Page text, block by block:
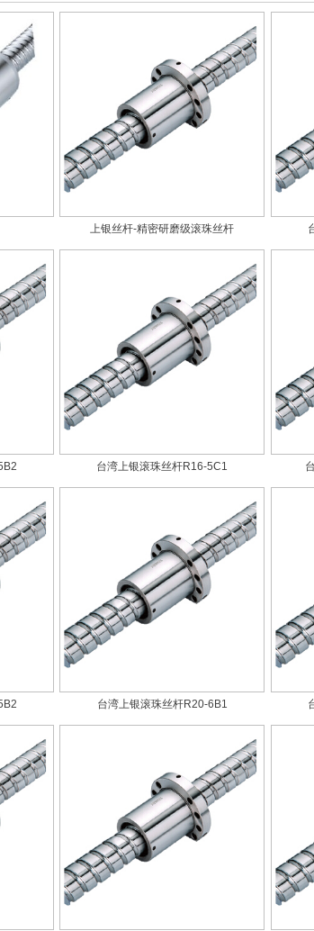
上银丝杆-精密研磨级滚珠丝杆
台湾上银滚珠丝杆R16-5C1
台湾上银滚珠丝杆R20-6B1